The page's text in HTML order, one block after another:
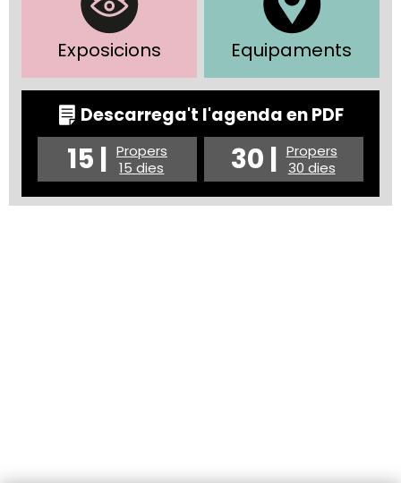
Exposicions Equipaments
Descarrega't l'agenda en PDF
15 | Propers
15 dies
30 | Propers
30 dies